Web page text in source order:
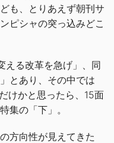
も、とりあえず朝刊サ
ピシャの突っ込みどこ
える改革を急げ」、同
とあり、その中では
けかと思ったら、15面
集の「下」。
方向性が見えてきた